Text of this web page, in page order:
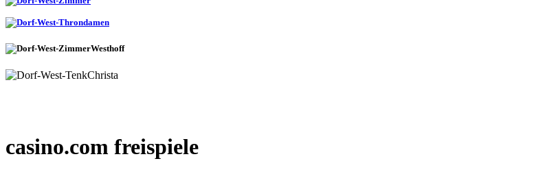
casino.com freispiele